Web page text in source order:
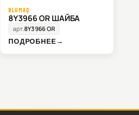
BLUMAQ
8Y3966 OR ШАЙБА
арт.8Y3966 OR
ПОДРОБНЕЕ→